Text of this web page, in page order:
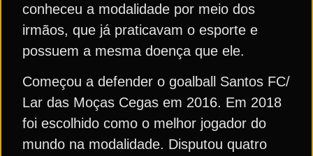
conheceu a modalidade por meio dos
irmãos, que já praticavam o esporte e
possuem a mesma doença que ele.
Começou a defender o goalball Santos FC/
Lar das Moças Cegas em 2016. Em 2018
foi escolhido como o melhor jogador do
mundo na modalidade. Disputou quatro